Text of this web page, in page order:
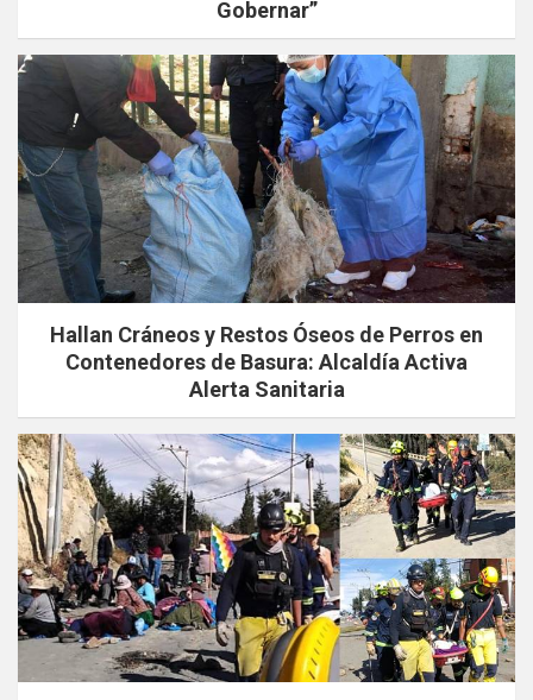
Gobernar”
Hallan Cráneos y Restos Óseos de Perros en
Contenedores de Basura: Alcaldía Activa
Alerta Sanitaria